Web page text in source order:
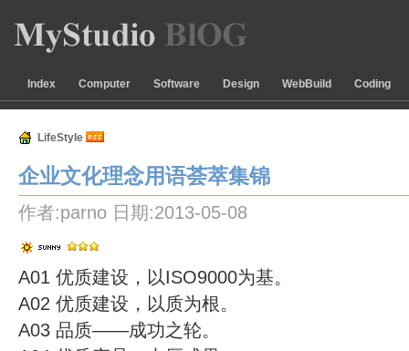
Index Computer Software Design WebBuild Coding
LifeStyle
企业文化理念用语荟萃集锦
作者:parno 日期:2013-05-08
A01 优质建设，以ISO9000为基。
A02 优质建设，以质为根。
A03 品质——成功之轮。